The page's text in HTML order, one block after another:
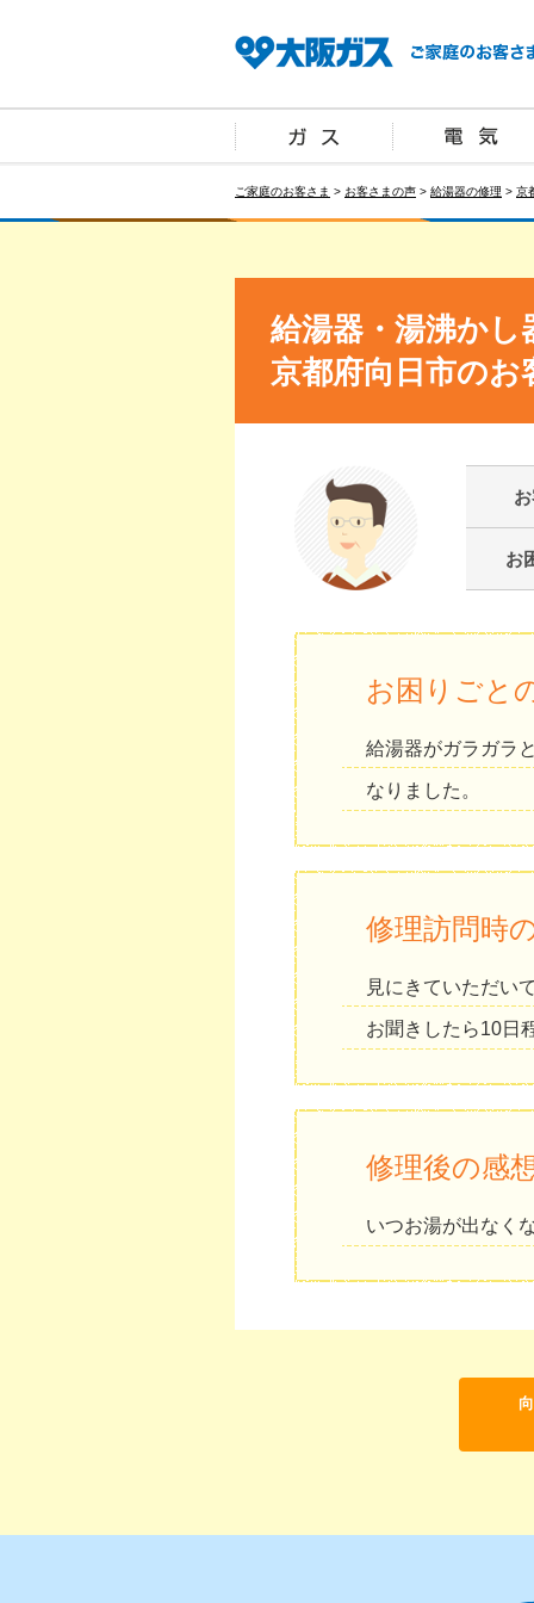
ご家庭のお客さま > お客さまの声 > 給湯器の修理 > 京
給湯器・湯沸かし
京都府向日市のお
お
お困りごと
給湯器がガラガラ
なりました。
修理訪問時
見にきていただい
お聞きしたら10日
修理後の感
いつお湯が出なく